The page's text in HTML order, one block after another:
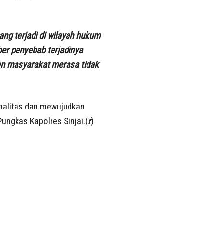
terjadi di wilayah hukum
penyebab terjadinya
masyarakat merasa tidak
dan mewujudkan
Kapolres Sinjai.(r)